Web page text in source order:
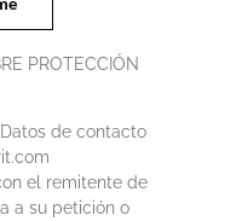
PROTECCIÓN
Datos de contacto
el remitente de
a su petición o